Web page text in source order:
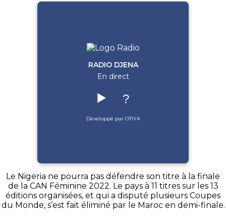
RADIO DJENA
En direct
▶️ ?
Développé par OTIYA
Le Nigeria ne pourra pas défendre son titre à la finale
de la CAN Féminine 2022. Le pays à 11 titres sur les 13
éditions organisées, et qui a disputé plusieurs Coupes
du Monde, s’est fait éliminé par le Maroc en demi-finale.